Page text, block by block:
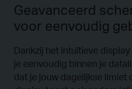
Geavanceerd
voor eenvoudig
Dankzij het intuïtieve
je eenvoudig binnen je
dat je jouw dagelijkse limiet